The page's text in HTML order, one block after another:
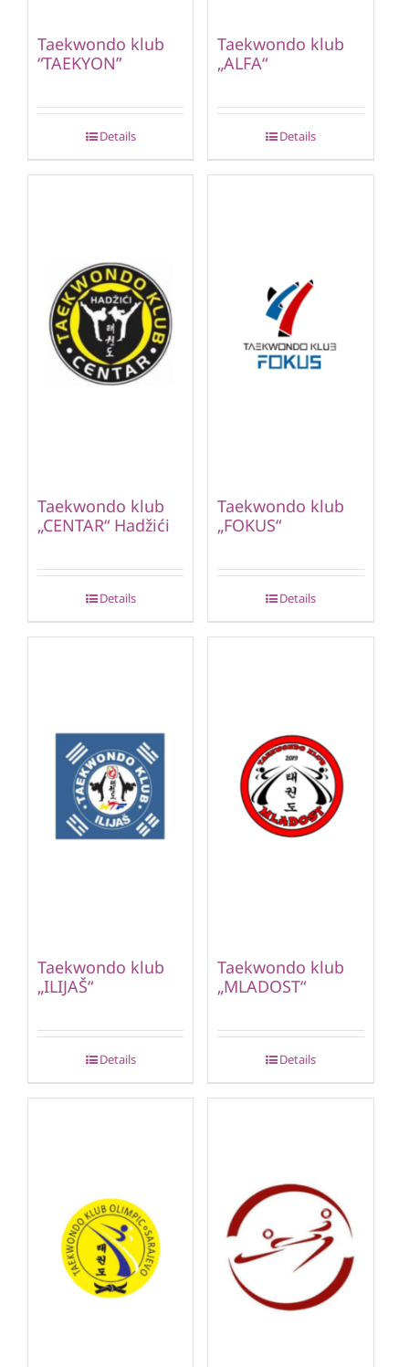
Taekwondo klub
“TAEKYON”
Details
Taekwondo klub
„ALFA“
Details
Taekwondo klub
„CENTAR“ Hadžići
Details
Taekwondo klub
„FOKUS“
Details
Taekwondo klub
„ILIJAŠ“
Details
Taekwondo klub
„MLADOST“
Details